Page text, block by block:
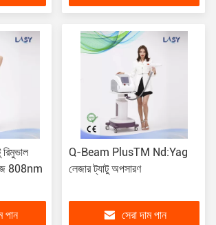
রিমুভাল
808nm
পান
Q-Beam PlusTM Nd:Yag
লেজার ট্যাটু অপসারণ
সেরা দাম পান